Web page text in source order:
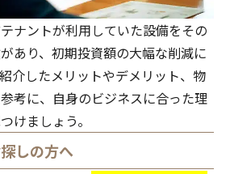
ナントが利用していた設備をその
あり、初期投資額の大幅な削減に
介したメリットやデメリット、物
考に、自身のビジネスに合った理
けましょう。
しの方へ